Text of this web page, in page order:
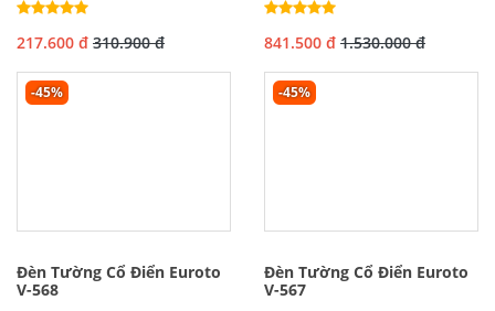
217.600 đ 310.900 đ 841.500 đ 1.530.000 đ
-45%
Đèn Tường Cổ Điển Euroto
V-568
-45%
Đèn Tường Cổ Điển Euroto
V-567